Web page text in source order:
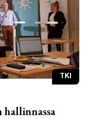
TKI
hallinnassa